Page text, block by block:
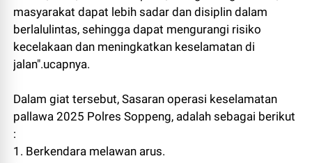
masyarakat dapat lebih sadar dan disiplin dalam
berlalulintas, sehingga dapat mengurangi risiko
kecelakaan dan meningkatkan keselamatan di
jalan".ucapnya.
Dalam giat tersebut, Sasaran operasi keselamatan
pallawa 2025 Polres Soppeng, adalah sebagai berikut
:
1. Berkendara melawan arus.